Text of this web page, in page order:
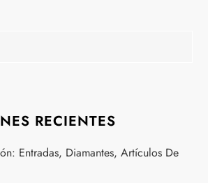
RECIENTES
Entradas, Diamantes, Artículos De